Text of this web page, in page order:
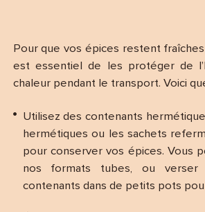
Pour que vos épices restent
est essentiel de les protéger de
chaleur pendant le transport. Voici
Utilisez des contenants
hermétiques ou les sachets
pour conserver vos épices. Vous
nos formats tubes, ou verser
contenants dans de petits pots